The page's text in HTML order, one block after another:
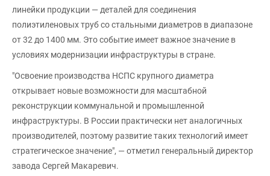
линейки продукции — деталей для соединения
полиэтиленовых труб со стальными диаметров в диапазоне
от 32 до 1400 мм. Это событие имеет важное значение в
условиях модернизации инфраструктуры в стране.
"Освоение производства НСПС крупного диаметра
открывает новые возможности для масштабной
реконструкции коммунальной и промышленной
инфраструктуры. В России практически нет аналогичных
производителей, поэтому развитие таких технологий имеет
стратегическое значение", — отметил генеральный директор
завода Сергей Макаревич.